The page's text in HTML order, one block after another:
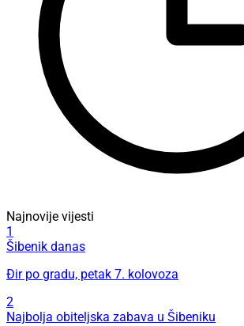
Najnovije vijesti
1
Šibenik danas
Đir po gradu, petak 7. kolovoza
2
Najbolja obiteljska zabava u Šibeniku